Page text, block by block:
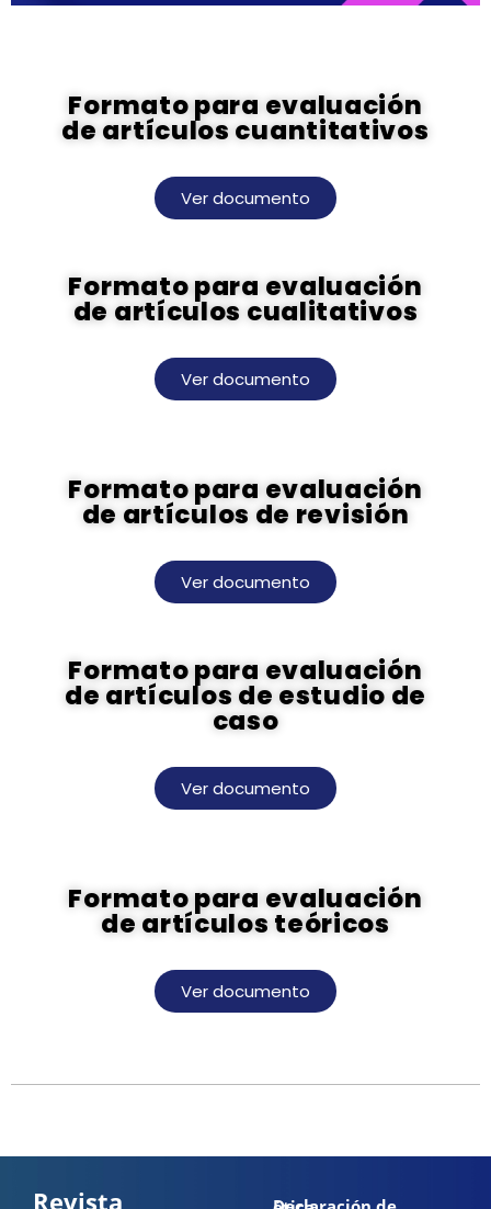
Formato para evaluación
de artículos cuantitativos
Ver documento
Formato para evaluación
de artículos cualitativos
Ver documento
Formato para evaluación
de artículos de revisión
Ver documento
Formato para evaluación
de artículos de estudio de
caso
Ver documento
Formato para evaluación
de artículos teóricos
Ver documento
Revista